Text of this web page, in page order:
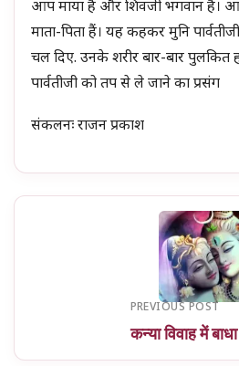
आप माया हैं और शिवजी भगवान हैं।
माता-पिता हैं। यह कहकर मुनि
चल दिए. उनके शरीर बार-बार पुलकित
पार्वतीजी को तप से ले जाने का प्रसंग
संकलनः राजन प्रकाश
PREVIOUS POST
कन्या विवाह में